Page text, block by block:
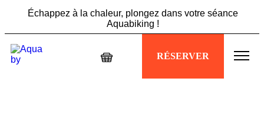
Échappez à la chaleur, plongez dans votre séance
Aquabiking !
Ne manquez pas l'offre Summer Vibes : 5 sessions à 89€,
profitez-en maintenant !RÉSERVER